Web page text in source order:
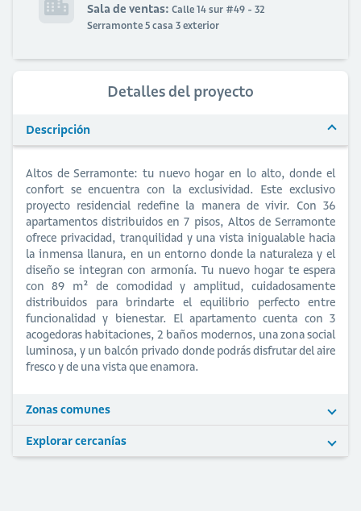
Sala de ventas: Calle 14 sur #49 - 32
Serramonte 5 casa 3 exterior
Detalles del proyecto
Descripción
Altos de Serramonte: tu nuevo hogar en lo alto, donde el
confort se encuentra con la exclusividad. Este exclusivo
proyecto residencial redefine la manera de vivir. Con 36
apartamentos distribuidos en 7 pisos, Altos de Serramonte
ofrece privacidad, tranquilidad y una vista inigualable hacia
la inmensa llanura, en un entorno donde la naturaleza y el
diseño se integran con armonía. Tu nuevo hogar te espera
con 89 m² de comodidad y amplitud, cuidadosamente
distribuidos para brindarte el equilibrio perfecto entre
funcionalidad y bienestar. El apartamento cuenta con 3
acogedoras habitaciones, 2 baños modernos, una zona social
luminosa, y un balcón privado donde podrás disfrutar del aire
fresco y de una vista que enamora.
Zonas comunes
Explorar cercanías